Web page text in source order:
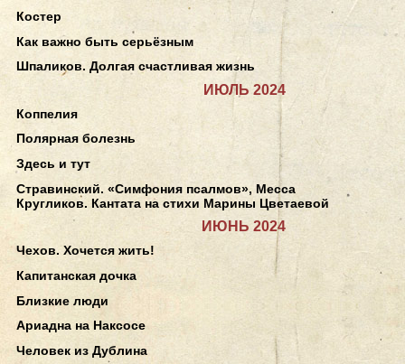
Костер
Как важно быть серьёзным
Шпаликов. Долгая счастливая жизнь
ИЮЛЬ 2024
Коппелия
Полярная болезнь
Здесь и тут
Стравинский. «Симфония псалмов», Месса
Кругликов. Кантата на стихи Марины Цветаевой
ИЮНЬ 2024
Чехов. Хочется жить!
Капитанская дочка
Близкие люди
Ариадна на Наксосе
Человек из Дублина